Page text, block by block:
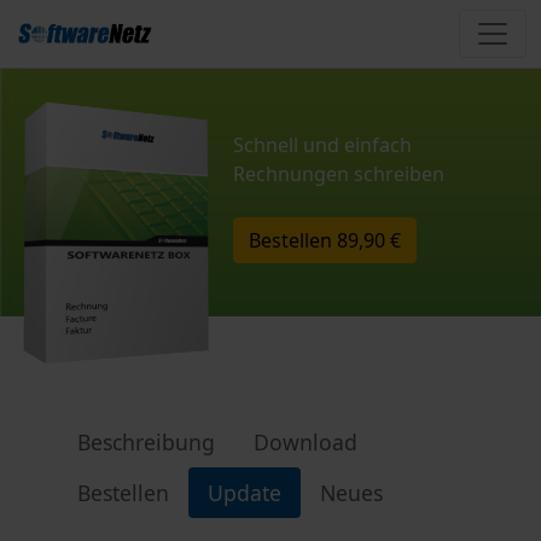
Schnell und einfach
Rechnungen schreiben
Bestellen 89,90 €
Beschreibung
Download
Bestellen
Update Neues